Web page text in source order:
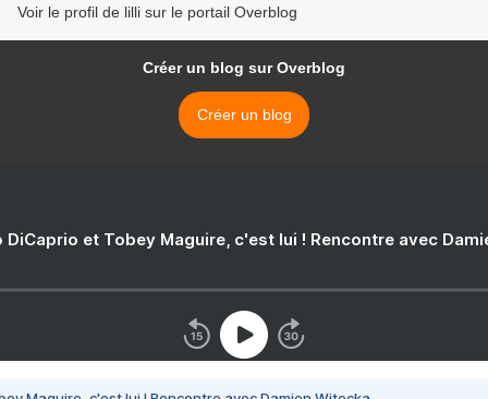
Voir le profil de lilli sur le portail Overblog
Créer un blog sur Overblog
Créer un blog
DiCaprio et Tobey Maguire, c'est lui ! Rencontre avec